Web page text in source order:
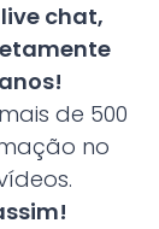
chat,
de 500
no